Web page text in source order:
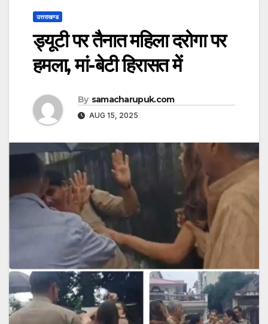
उत्तराखण्ड
ड्यूटी पर तैनात महिला दरोगा पर
हमला, मां-बेटी हिरासत में
By samacharupuk.com
AUG 15, 2025